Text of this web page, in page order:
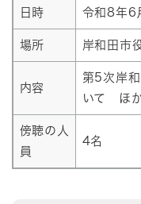
日時 令和8年6
場所 岸和田市
内容
第5次岸
いて ほ
傍聴の人
員
4名